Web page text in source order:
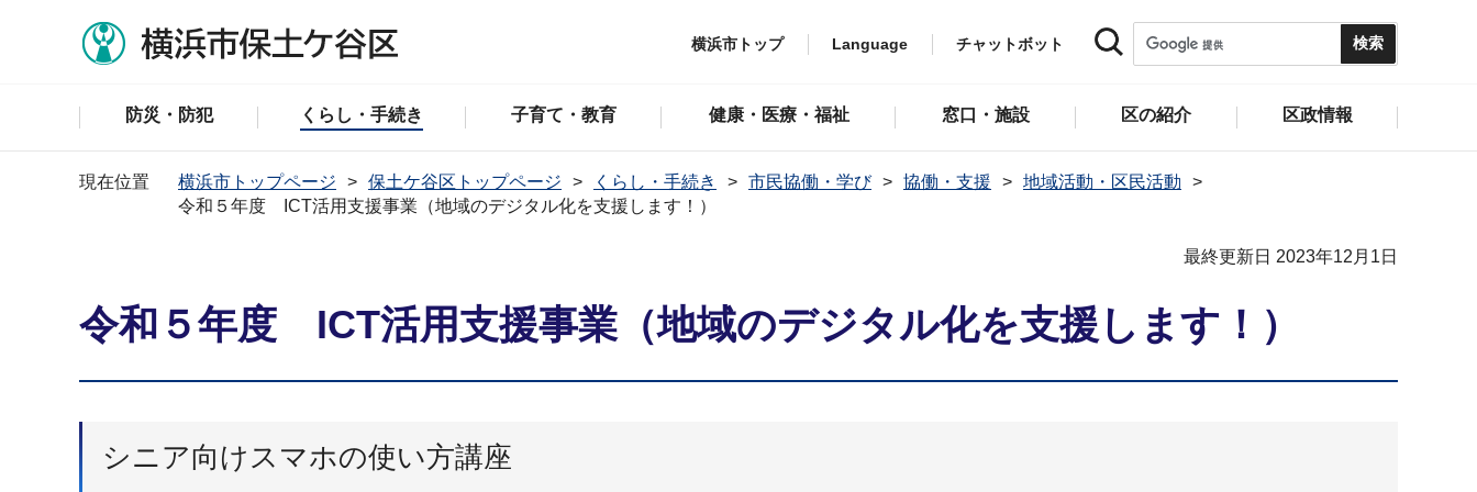
横浜市トップ Language チャットボット
防災・防犯 くらし・手続き 子育て・教育 健康・医療・福祉 窓口・施設 区の紹介 区政情報
現在位置 横浜市トップページ 保土ケ谷区トップページ くらし・手続き 市民協働・学び 協働・支援
地域活動・区民活動
令和５年度 ICT活用支援事業（地域のデジタル化を支援します！）
最終更新日 2023年12月1日
令和５年度 ICT活用支援事業（地域のデジタル化を支援します！）
シニア向けスマホの使い方講座